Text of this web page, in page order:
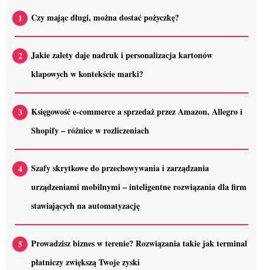
Czy mając długi, można dostać pożyczkę?
Jakie zalety daje nadruk i personalizacja kartonów
klapowych w kontekście marki?
Księgowość e-commerce a sprzedaż przez Amazon, Allegro i
Shopify – różnice w rozliczeniach
Szafy skrytkowe do przechowywania i zarządzania
urządzeniami mobilnymi – inteligentne rozwiązania dla firm
stawiających na automatyzację
Prowadzisz biznes w terenie? Rozwiązania takie jak terminal
płatniczy zwiększą Twoje zyski